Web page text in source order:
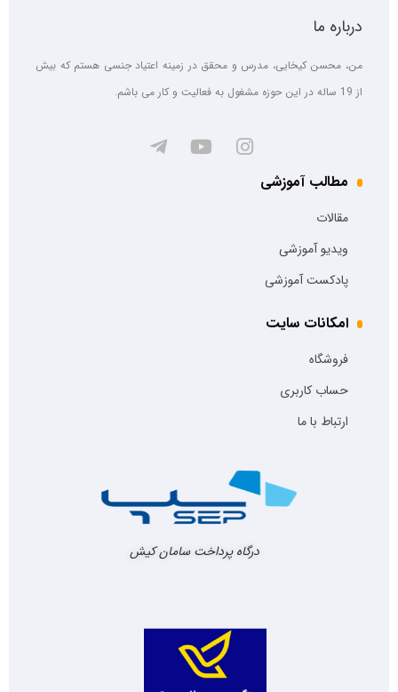
درباره ما
من، محسن کیخایی، مدرس و محقق در زمینه اعتیاد جنسی هستم که بیش
از 19 ساله در این حوزه مشغول به فعالیت و کار می باشم.
مطالب آموزشی
مقالات
ویدیو آموزشی
پادکست آموزشی
امکانات سایت
فروشگاه
حساب کاربری
ارتباط با ما
درگاه پرداخت سامان کیش